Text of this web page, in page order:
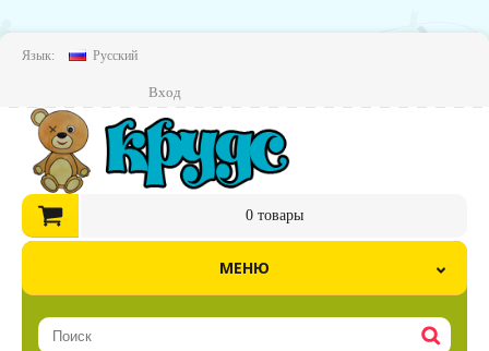
Язык: Русский
Вход
0товары
МЕНЮ